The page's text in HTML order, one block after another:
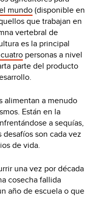
mundo(disponible en
que trabajan en
vertebral de
es la principal
personas a nivel
parte del producto
alimentan a menudo
Están en la
a sequías,
son cada vez
de vida.
una vez por década
cosecha fallida
año de escuela o que